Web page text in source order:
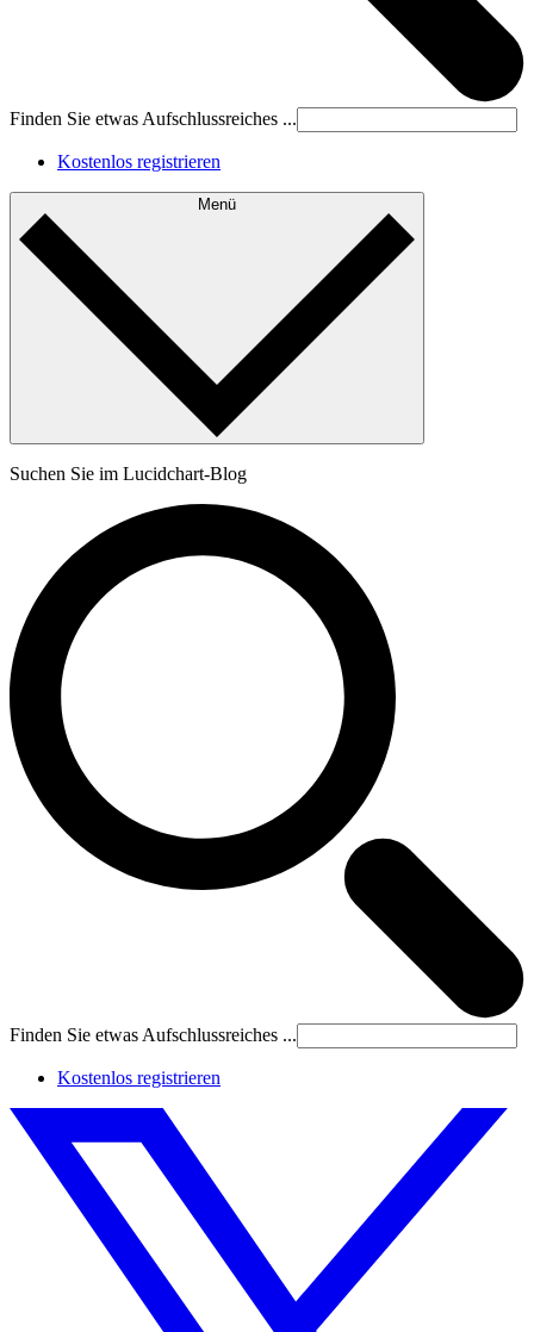
Finden Sie etwas Aufschlussreiches ...
Kostenlos registrieren
Menü
Suchen Sie im Lucidchart-Blog
Finden Sie etwas Aufschlussreiches ...
Kostenlos registrieren